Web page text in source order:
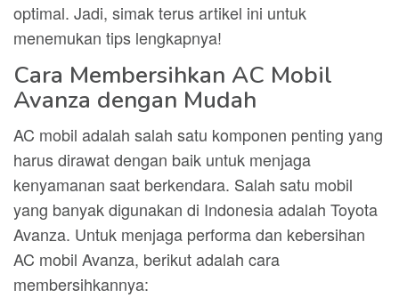
optimal. Jadi, simak terus artikel ini untuk
menemukan tips lengkapnya!
Cara Membersihkan AC Mobil
Avanza dengan Mudah
AC mobil adalah salah satu komponen penting yang
harus dirawat dengan baik untuk menjaga
kenyamanan saat berkendara. Salah satu mobil
yang banyak digunakan di Indonesia adalah Toyota
Avanza. Untuk menjaga performa dan kebersihan
AC mobil Avanza, berikut adalah cara
membersihkannya: